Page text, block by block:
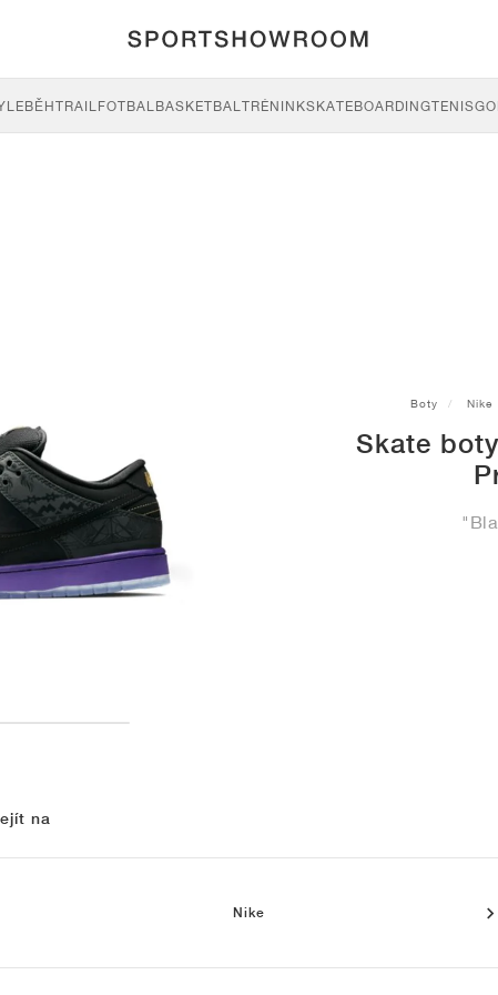
BĚHTRAILFOTBALBASKETBALTRÉNINKSKATEBOARDINGTENIS
Boty Nike
Skate
na
Nike